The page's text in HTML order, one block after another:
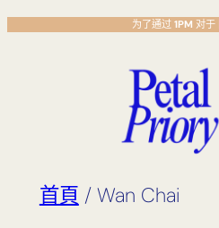
跳
至
为了通过 1PM 对于
首頁 / Wan Chai